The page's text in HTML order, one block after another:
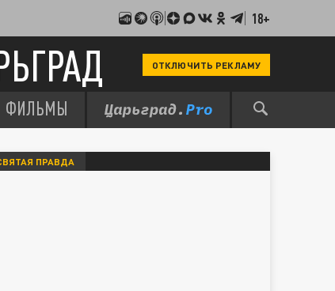
18+
ОТКЛЮЧИТЬ РЕКЛАМУ
ФИЛЬМЫ
ПРАВДА